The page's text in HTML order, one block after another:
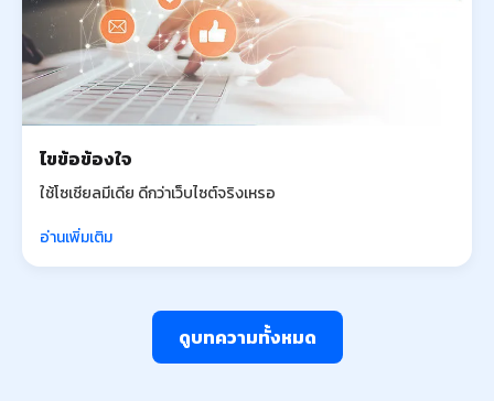
ไขข้อข้องใจ
ใช้โซเชียลมีเดีย ดีกว่าเว็บไซต์จริงเหรอ
อ่านเพิ่มเติม
ดูบทความทั้งหมด